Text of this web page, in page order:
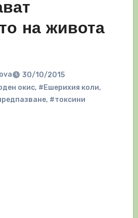
на живота
30/10/2015
окис, #Ешерихия коли,
, #токсини